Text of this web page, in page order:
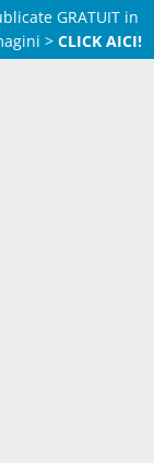
GRATUIT in
> CLICK AICI!